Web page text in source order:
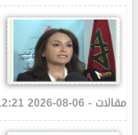
مقالات - 06-08-2026 12:21 PM